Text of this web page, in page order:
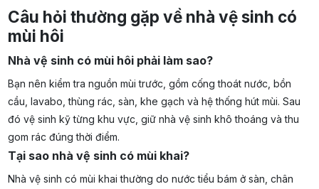
Câu hỏi thường gặp về nhà vệ sinh có
mùi hôi
Nhà vệ sinh có mùi hôi phải làm sao?
Bạn nên kiểm tra nguồn mùi trước, gồm cống thoát nước, bồn
cầu, lavabo, thùng rác, sàn, khe gạch và hệ thống hút mùi. Sau
đó vệ sinh kỹ từng khu vực, giữ nhà vệ sinh khô thoáng và thu
gom rác đúng thời điểm.
Tại sao nhà vệ sinh có mùi khai?
Nhà vệ sinh có mùi khai thường do nước tiểu bám ở sàn, chân